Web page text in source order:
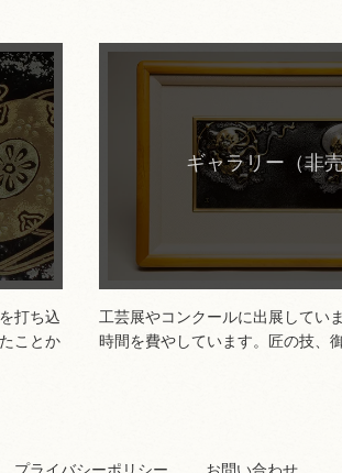
打ち込
ことか
ギャラリー（非
工芸展やコンクールに出展してい
時間を費やしています。匠の技、